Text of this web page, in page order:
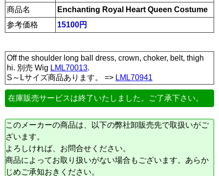
商品名
Enchanting Royal Heart Queen Costume
参考価格
15100円
Off the shoulder long ball dress, crown, choker, belt, thigh
hi. 別売 Wig LML70013.
S～Lサイズ商品あります。 => LML70941
在庫販売サービスは終了いたしました。ご了承下さい。
このメーカーの商品は、以下の弊社卸販売先で取扱いがご
ざいます。
よろしければ、お問合せください。
商品によってお取り扱いがない場合もございます。あらか
じめご承知おきください。